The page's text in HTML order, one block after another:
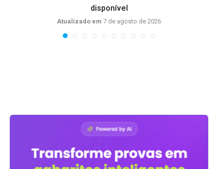
disponível
Atualizado em 7 de agosto de 2026